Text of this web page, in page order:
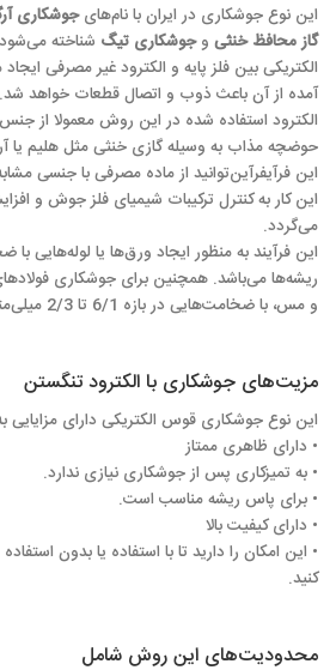
این نوع جوشکاری در ایران با نام‌هایجوشکاری
گاز محافظ خنثی وجوشکاری تیگ شناخته
الکتریکی بین فلز پایه و الکترود غیر مصرفی
آمده از آن باعث ذوب و اتصال قطعات خواهد شد.
الکترود استفاده شده در این روش معمولا از
حوضچه مذاب به وسیله گازی خنثی مثل هلیم
این فرآیفرآین‌توانید از ماده مصرفی با جنسی
این کار به کنترل ترکیبات شیمیای فلز جوش و
می‌گردد.
این فرآیند به منظور ایجاد ورق‌ها یا لوله‌هایی
ریشه‌ها می‌باشد. همچنین برای جوشکاری فولادهای
و مس، با ضخامت‌هایی در بازه 6/1 تا 2/3 میلی‌متر مناسب است.
مزیت‌های جوشکاری با الکترود تنگستن
این نوع جوشکاری قوس الکتریکی دارای
• دارای ظاهری ممتاز
• به تمیزکاری پس از جوشکاری نیازی ندارد.
• برای پاس ریشه مناسب است.
• دارای کیفیت بالا
• این امکان را دارید تا با استفاده یا بدون
کنید.
محدودیت‌های این روش شامل